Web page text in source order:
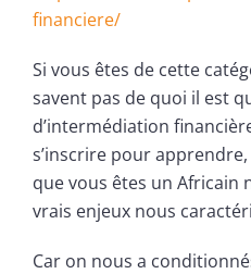
financiere/
Si vous êtes de cette
savent pas de quoi il est
d’intermédiation
s’inscrire pour
que vous êtes un Africain
vrais enjeux nous
Car on nous a